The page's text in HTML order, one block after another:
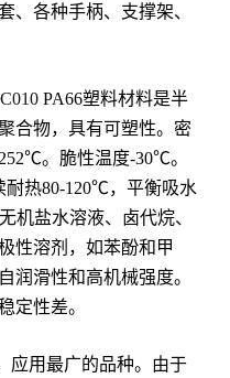
、各种手柄、支撑架、
PA66塑料材料是半
合物，具有可塑性。密
。脆性温度-30℃。
热80-120℃，平衡吸水
机盐水溶液、卤代烷、
性溶剂，如苯酚和甲
润滑性和高机械强度。
定性差。
应用最广的品种。由于